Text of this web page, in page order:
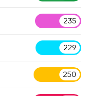
235
229
250